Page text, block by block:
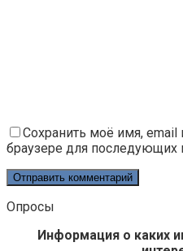
Сохранить моё имя, email
браузере для последующих
Опросы
Информация о каких